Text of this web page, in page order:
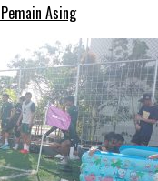
Asing